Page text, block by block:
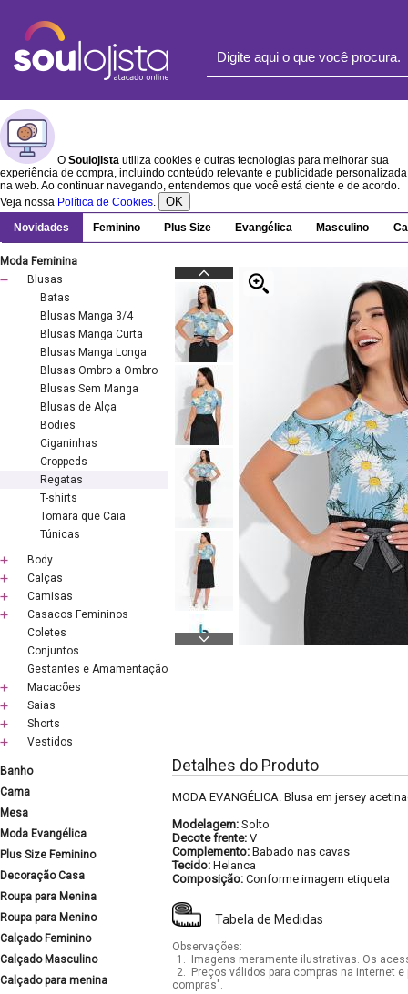
O Soulojista utiliza cookies e outras tecnologias para melhorar sua
experiência de compra, incluindo conteúdo relevante e publicidade personalizada
na web. Ao continuar navegando, entendemos que você está ciente e de acordo.
Veja nossa Política de Cookies. OK
Novidades Feminino Plus Size Evangélica Masculino
Moda Feminina
Blusas
Batas
Blusas Manga 3/4
Blusas Manga Curta
Blusas Manga Longa
Blusas Ombro a Ombro
Blusas Sem Manga
Blusas de Alça
Bodies
Ciganinhas
Croppeds
Regatas
T-shirts
Tomara que Caia
Túnicas
Body
Calças
Camisas
Casacos Femininos
Coletes
Conjuntos
Gestantes e Amamentação
Macacões
Saias
Shorts
Vestidos
Banho
Cama
Mesa
Moda Evangélica
Plus Size Feminino
Decoração Casa
Roupa para Menina
Roupa para Menino
Calçado Feminino
Calçado Masculino
Calçado para menina
Detalhes do Produto
MODA EVANGÉLICA. Blusa em jersey
Modelagem: Solto
Decote frente: V
Complemento: Babado nas cavas
Tecido: Helanca
Composição: Conforme imagem etiqueta
Tabela de Medidas
Observações:
1.
Imagens meramente ilustrativas. Os
2.
Preços válidos para compras na internet
compras".